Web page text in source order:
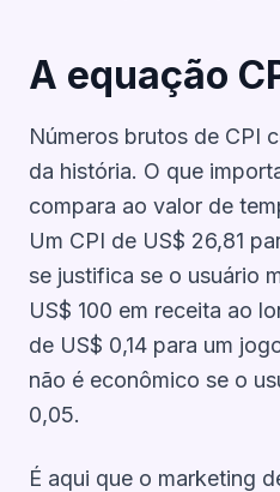
A equação
Números brutos de CPI
da história. O que
compara ao valor de
Um CPI de US$ 26,81
se justifica se o usuário
US$ 100 em receita ao
de US$ 0,14 para um
não é econômico se o
0,05.
É aqui que o marketing